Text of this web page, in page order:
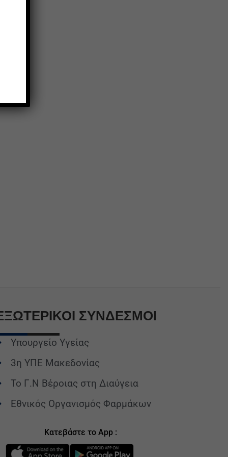
ΣΥΝΔΕΣΜΟΙ
Υπουργείο Υγείας
3η ΥΠΕ Μακεδονίας
Το Γ.Ν Βέροιας στη Διαύγεια
Εθνικός Οργανισμός Φαρμάκων
Κατεβάστε το App :